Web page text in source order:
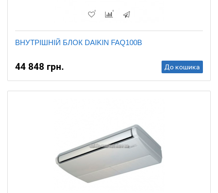
ВНУТРІШНІЙ БЛОК DAIKIN FAQ100B
44 848 грн. До кошика